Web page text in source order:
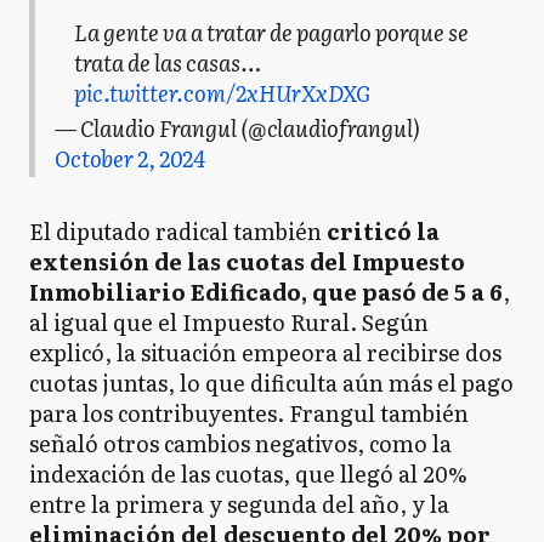
La gente va a tratar de pagarlo porque se
trata de las casas…
pic.twitter.com/2xHUrXxDXG
— Claudio Frangul (@claudiofrangul)
October 2, 2024
El diputado radical tambiéncriticó la
extensión de las cuotas del Impuesto
Inmobiliario Edificado, que pasó de 5 a 6,
al igual que el Impuesto Rural. Según
explicó, la situación empeora al recibirse dos
cuotas juntas, lo que dificulta aún más el pago
para los contribuyentes. Frangul también
señaló otros cambios negativos, como la
indexación de las cuotas, que llegó al 20%
entre la primera y segunda del año, y la
eliminación del descuento del 20% por